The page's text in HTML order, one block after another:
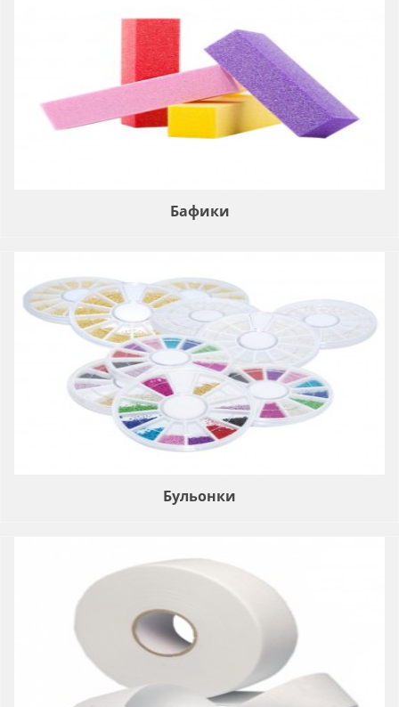
Бафики
Бульонки